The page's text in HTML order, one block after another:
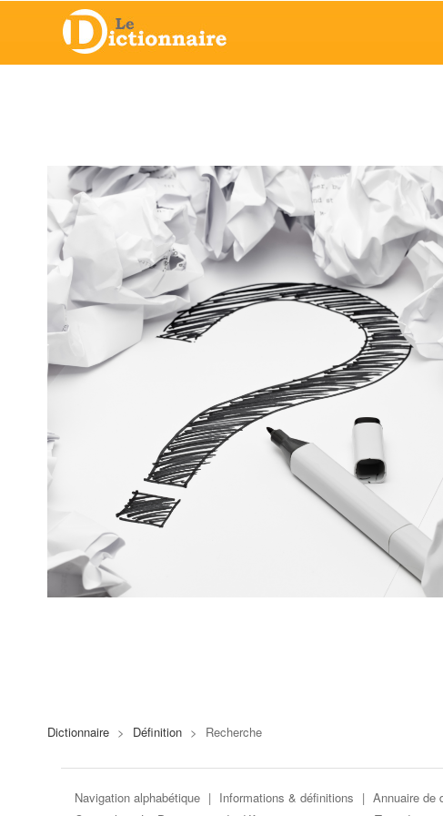
Dictionnaire > Définition > Recherche
Navigation alphabétique | Informations & définitions | Annuaire de